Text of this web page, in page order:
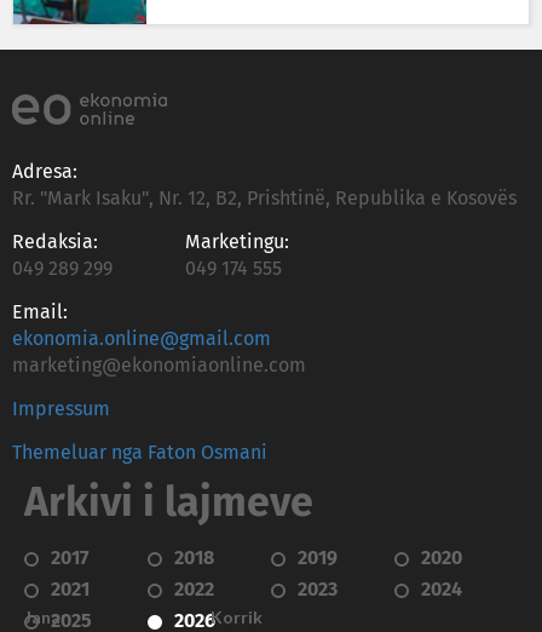
Adresa:
Rr. "Mark Isaku", Nr. 12, B2, Prishtinë, Republika e Kosovës
Redaksia:
049 289 299
Marketingu:
049 174 555
Email:
ekonomia.online@gmail.com
marketing@ekonomiaonline.com
Impressum
Themeluar nga Faton Osmani
Arkivi i lajmeve
2017 2018 2019
2020
2021
2022 2023
2024
2025
2026
Janar
Korrik